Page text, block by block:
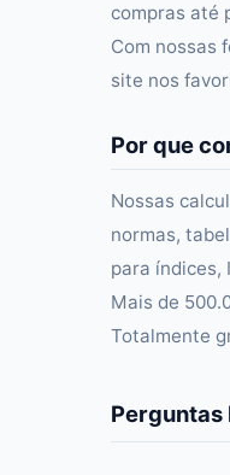
compras até
Com nossas
site nos
Por que
Nossas
normas,
para índices,
Mais de
Totalmente
Perguntas